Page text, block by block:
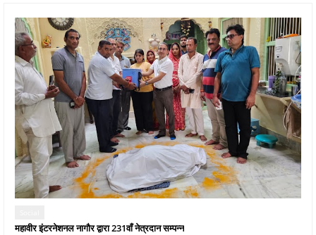
महावीर इंटरनेशनल नागौर द्वारा 231वाँ नेत्रदान सम्पन्न